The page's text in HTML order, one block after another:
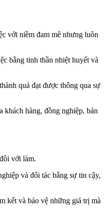
với niềm đam mê nhưng luôn
bằng tinh thần nhiệt huyết và
quả đạt được thông qua sự
khách hàng, đồng nghiệp, bản
với làm.
và đối tác bằng sự tin cậy,
kết và bảo vệ những giá trị mà